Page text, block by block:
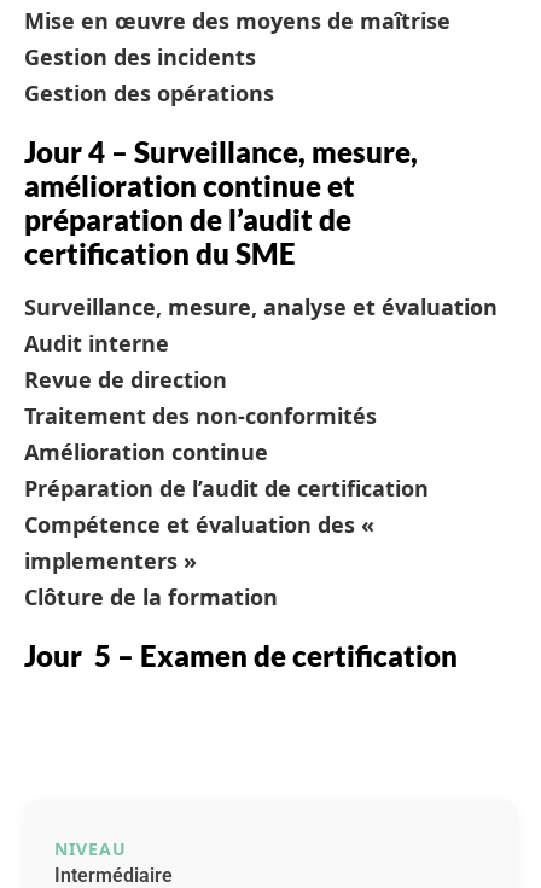
Mise en œuvre des moyens de maîtrise
Gestion des incidents
Gestion des opérations
Jour 4 – Surveillance, mesure,
amélioration continue et
préparation de l’audit de
certification du SME
Surveillance, mesure, analyse et évaluation
Audit interne
Revue de direction
Traitement des non-conformités
Amélioration continue
Préparation de l’audit de certification
Compétence et évaluation des «
implementers »
Clôture de la formation
Jour 5 – Examen de certification
NIVEAU
Intermédiaire